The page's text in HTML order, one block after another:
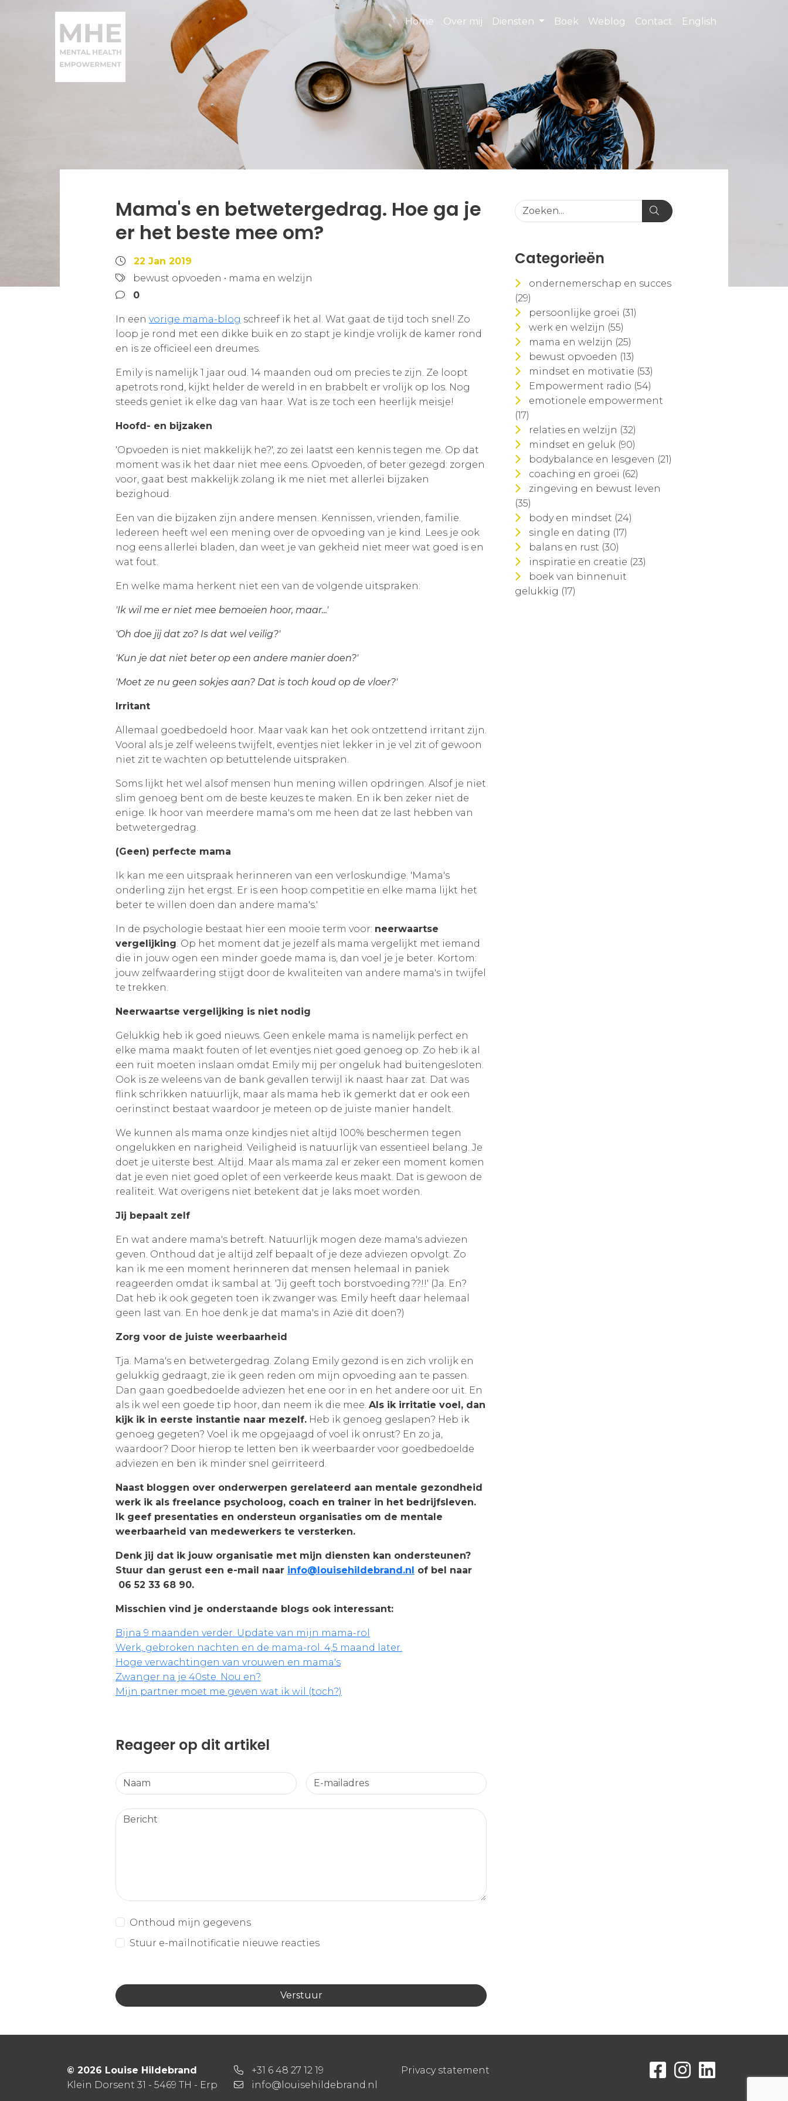
Home Over mij Diensten Boek Weblog Contact English
Mama's en betwetergedrag. Hoe ga je
er het beste mee om?
22 Jan 2019
bewust opvoeden • mama en welzijn
0
In een vorige mama-blog schreef ik het al. Wat gaat de tijd toch snel! Zo
loop je rond met een dikke buik en zo stapt je kindje vrolijk de kamer rond
en is ze officieel een dreumes.
Emily is namelijk 1 jaar oud. 14 maanden oud om precies te zijn. Ze loopt
apetrots rond, kijkt helder de wereld in en brabbelt er vrolijk op los. Nog
steeds geniet ik elke dag van haar. Wat is ze toch een heerlijk meisje!
Hoofd- en bijzaken
'Opvoeden is niet makkelijk he?', zo zei laatst een kennis tegen me. Op dat
moment was ik het daar niet mee eens. Opvoeden, of beter gezegd: zorgen
voor, gaat best makkelijk zolang ik me niet met allerlei bijzaken
bezighoud.
Een van die bijzaken zijn andere mensen. Kennissen, vrienden, familie.
Iedereen heeft wel een mening over de opvoeding van je kind. Lees je ook
nog eens allerlei bladen, dan weet je van gekheid niet meer wat goed is en
wat fout.
En welke mama herkent niet een van de volgende uitspraken:
'Ik wil me er niet mee bemoeien hoor, maar...'
'Oh doe jij dat zo? Is dat wel veilig?'
'Kun je dat niet beter op een andere manier doen?'
'Moet ze nu geen sokjes aan? Dat is toch koud op de vloer?'
Irritant
Allemaal goedbedoeld hoor. Maar vaak kan het ook ontzettend irritant zijn.
Vooral als je zelf weleens twijfelt, eventjes niet lekker in je vel zit of gewoon
niet zit te wachten op betuttelende uitspraken.
Soms lijkt het wel alsof mensen hun mening willen opdringen. Alsof je niet
slim genoeg bent om de beste keuzes te maken. En ik ben zeker niet de
enige. Ik hoor van meerdere mama's om me heen dat ze last hebben van
betwetergedrag.
(Geen) perfecte mama
Ik kan me een uitspraak herinneren van een verloskundige. 'Mama's
onderling zijn het ergst. Er is een hoop competitie en elke mama lijkt het
beter te willen doen dan andere mama's.'
In de psychologie bestaat hier een mooie term voor: neerwaartse
vergelijking . Op het moment dat je jezelf als mama vergelijkt met iemand
die in jouw ogen een minder goede mama is, dan voel je je beter. Kortom:
jouw zelfwaardering stijgt door de kwaliteiten van andere mama's in twijfel
te trekken.
Neerwaartse vergelijking is niet nodig
Gelukkig heb ik goed nieuws. Geen enkele mama is namelijk perfect en
elke mama maakt fouten of let eventjes niet goed genoeg op. Zo heb ik al
een ruit moeten inslaan omdat Emily mij per ongeluk had buitengesloten.
Ook is ze weleens van de bank gevallen terwijl ik naast haar zat. Dat was
flink schrikken natuurlijk, maar als mama heb ik gemerkt dat er ook een
oerinstinct bestaat waardoor je meteen op de juiste manier handelt.
We kunnen als mama onze kindjes niet altijd 100% beschermen tegen
ongelukken en narigheid. Veiligheid is natuurlijk van essentieel belang. Je
doet je uiterste best. Altijd. Maar als mama zal er zeker een moment komen
dat je even niet goed oplet of een verkeerde keus maakt. Dat is gewoon de
realiteit. Wat overigens niet betekent dat je laks moet worden.
Jij bepaalt zelf
En wat andere mama's betreft. Natuurlijk mogen deze mama's adviezen
geven. Onthoud dat je altijd zelf bepaalt of je deze adviezen opvolgt. Zo
kan ik me een moment herinneren dat mensen helemaal in paniek
reageerden omdat ik sambal at. 'Jij geeft toch borstvoeding??!!' (Ja. En?
Dat heb ik ook gegeten toen ik zwanger was. Emily heeft daar helemaal
geen last van. En hoe denk je dat mama's in Azië dit doen?)
Zorg voor de juiste weerbaarheid
Tja. Mama's en betwetergedrag. Zolang Emily gezond is en zich vrolijk en
gelukkig gedraagt, zie ik geen reden om mijn opvoeding aan te passen.
Dan gaan goedbedoelde adviezen het ene oor in en het andere oor uit. En
als ik wel een goede tip hoor, dan neem ik die mee. Als ik irritatie voel, dan
kijk ik in eerste instantie naar mezelf. Heb ik genoeg geslapen? Heb ik
genoeg gegeten? Voel ik me opgejaagd of voel ik onrust? En zo ja,
waardoor? Door hierop te letten ben ik weerbaarder voor goedbedoelde
adviezen en ben ik minder snel geïrriteerd.
Naast bloggen over onderwerpen gerelateerd aan mentale gezondheid
werk ik als freelance psycholoog, coach en trainer in het bedrijfsleven.
Ik geef presentaties en ondersteun organisaties om de mentale
weerbaarheid van medewerkers te versterken.
Denk jij dat ik jouw organisatie met mijn diensten kan ondersteunen?
Stuur dan gerust een e-mail naar info@louisehildebrand.nl of bel naar
06 52 33 68 90.
Misschien vind je onderstaande blogs ook interessant:
Bijna 9 maanden verder. Update van mijn mama-rol
Werk, gebroken nachten en de mama-rol. 4,5 maand later.
Hoge verwachtingen van vrouwen en mama's
Zwanger na je 40ste. Nou en?
Mijn partner moet me geven wat ik wil (toch?)
Reageer op dit artikel
Onthoud mijn gegevens
Stuur e-mailnotificatie nieuwe reacties
Categorieën
ondernemerschap en succes
(29)
persoonlijke groei (31)
werk en welzijn (55)
mama en welzijn (25)
bewust opvoeden (13)
mindset en motivatie (53)
Empowerment radio (54)
emotionele empowerment
(17)
relaties en welzijn (32)
mindset en geluk (90)
bodybalance en lesgeven (21)
coaching en groei (62)
zingeving en bewust leven
(35)
body en mindset (24)
single en dating (17)
balans en rust (30)
inspiratie en creatie (23)
boek van binnenuit
gelukkig (17)
© 2026 Louise Hildebrand
Klein Dorsent 31 - 5469 TH - Erp
+31 6 48 27 12 19
info@louisehildebrand.nl
Privacy statement